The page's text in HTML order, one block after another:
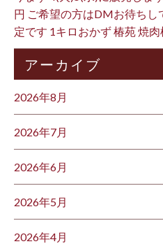
円 ご希望の方はDMお待ちし
定です 1キロおかず 椿苑 焼
アーカイブ
2026年8月
2026年7月
2026年6月
2026年5月
2026年4月